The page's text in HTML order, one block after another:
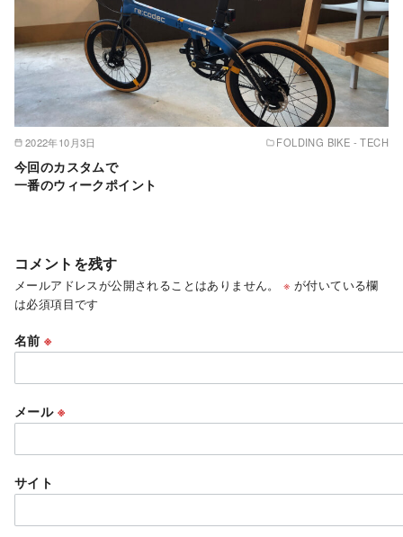
2022年10月3日 FOLDING BIKE - TECH
今回のカスタムで
一番のウィークポイント
コメントを残す
メールアドレスが公開されることはありません。 ※ が付いている欄
は必須項目です
名前※
メール ※
サイト